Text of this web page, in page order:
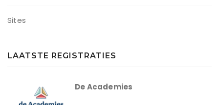
Sites
LAATSTE REGISTRATIES
De Academies